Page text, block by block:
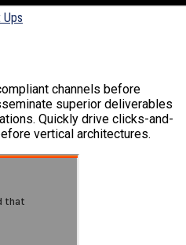
channels before
superior deliverables
Quickly drive clicks-and-
vertical architectures.